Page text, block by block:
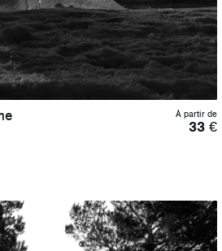
À partir de
33€